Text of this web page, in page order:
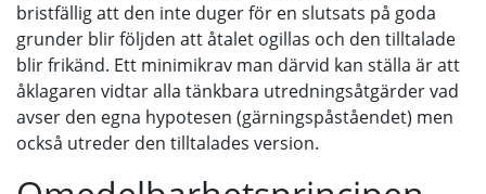
bristfällig att den inte duger för en slutsats på goda
grunder blir följden att åtalet ogillas och den tilltalade
blir frikänd. Ett minimikrav man därvid kan ställa är att
åklagaren vidtar alla tänkbara utredningsåtgärder vad
avser den egna hypotesen (gärningspåståendet) men
också utreder den tilltalades version.